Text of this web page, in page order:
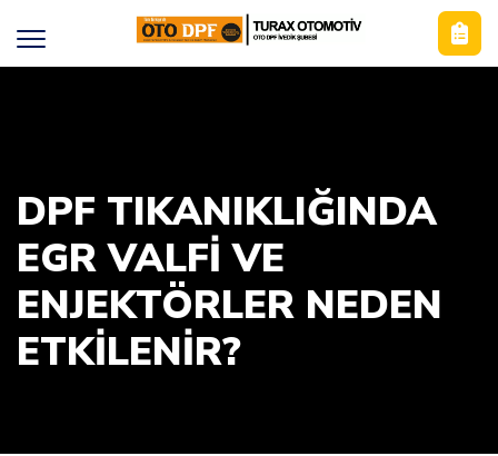
DPF TIKANIKLIĞINDA
EGR VALFI VE
ENJEKTÖRLER NEDEN
ETKILENIR?